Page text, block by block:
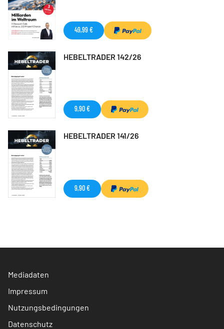
49,99 €
HEBELTRADER 142/26
9,90 €
HEBELTRADER 141/26
9,90 €
Mediadaten
Impressum
Nutzungsbedingungen
Datenschutz